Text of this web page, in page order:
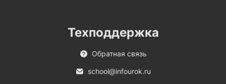
Техподдержка
Обратная связь
school@infourok.ru